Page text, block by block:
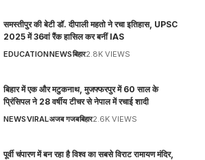
समस्तीपुर की बेटी डॉ. दीपाली महतो ने रचा इतिहास, UPSC
2025 में 36वां रैंक हासिल कर बनीं IAS
EDUCATIONNEWSबिहार2.8K VIEWS
बिहार में एक और मटुकनाथ, मुजफ्फरपुर में 60 साल के
प्रिंसिपल ने 28 वर्षीय टीचर से नेपाल में रचाई शादी
NEWSVIRALअजब गजबबिहार2.6K VIEWS
पूर्वी चंपारण में बन रहा है विश्व का सबसे विराट रामायण मंदिर,